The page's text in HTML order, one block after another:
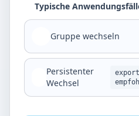
Typische
Gruppe wechseln
Persistenter
Wechsel